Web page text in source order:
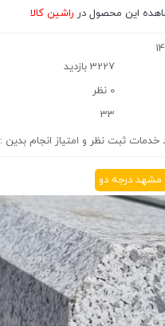
این محصول در راشین کالا
3227 بازدید
0 نظر
33
ثبت نظر و امتیاز انجام بدین :
مشهد درجه دو